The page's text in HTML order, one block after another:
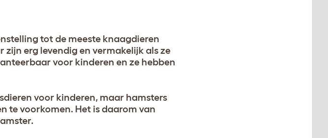
tot de meeste knaagdieren
erg levendig en vermakelijk als ze
voor kinderen en ze hebben
voor kinderen, maar hamsters
te voorkomen. Het is daarom van